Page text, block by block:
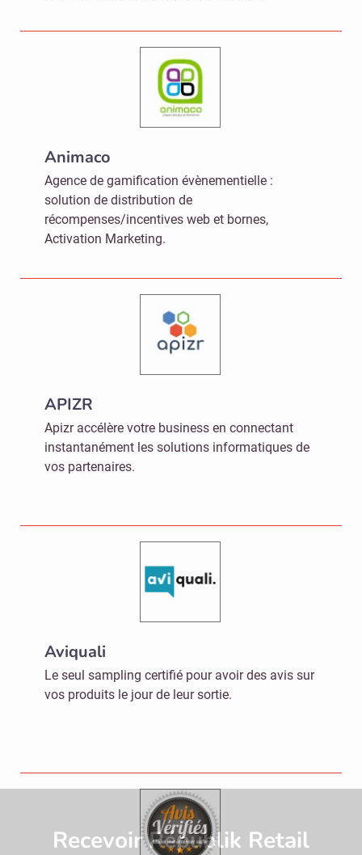
Animaco
Agence de gamification évènementielle :
solution de distribution de
récompenses/incentives web et bornes,
Activation Marketing.
APIZR
Apizr accélère votre business en connectant
instantanément les solutions informatiques de
vos partenaires.
Aviquali
Le seul sampling certifié pour avoir des avis sur
vos produits le jour de leur sortie.
Recevoir Républik Retail